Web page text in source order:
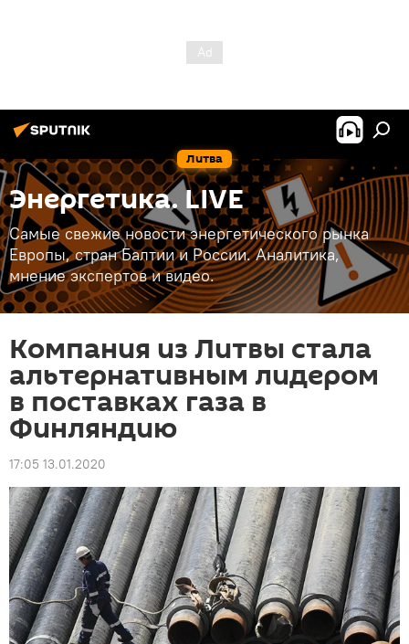
Литва
Энергетика. LIVE
Самые свежие новости энергетического рынка
Европы, стран Балтии и России. Аналитика,
мнение экспертов и видео.
Компания из Литвы стала
альтернативным лидером
в поставках газа в
Финляндию
17:05 13.01.2020